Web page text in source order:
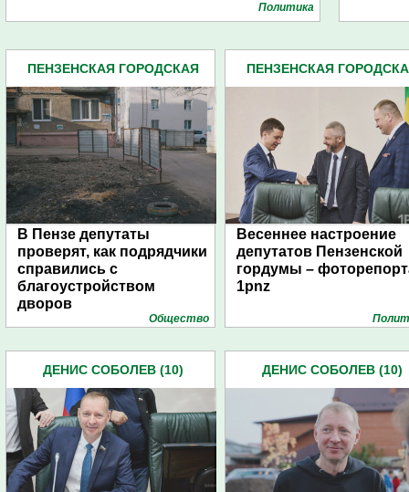
Политика
ПЕНЗЕНСКАЯ ГОРОДСКАЯ
В Пензе депутаты
проверят, как подрядчики
справились с
благоустройством
дворов
Общество
ПЕНЗЕНСКАЯ
Весеннее настроение
депутатов Пензенской
гордумы –
1pnz
ДЕНИС СОБОЛЕВ (10) ДЕНИС СОБОЛЕВ (10)